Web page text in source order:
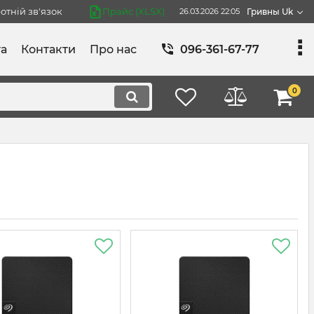
зв'язок Прайс (XLSX) 26.03.2026 22:05 Гривны Uk
Контакти Про нас 096-361-67-77
0